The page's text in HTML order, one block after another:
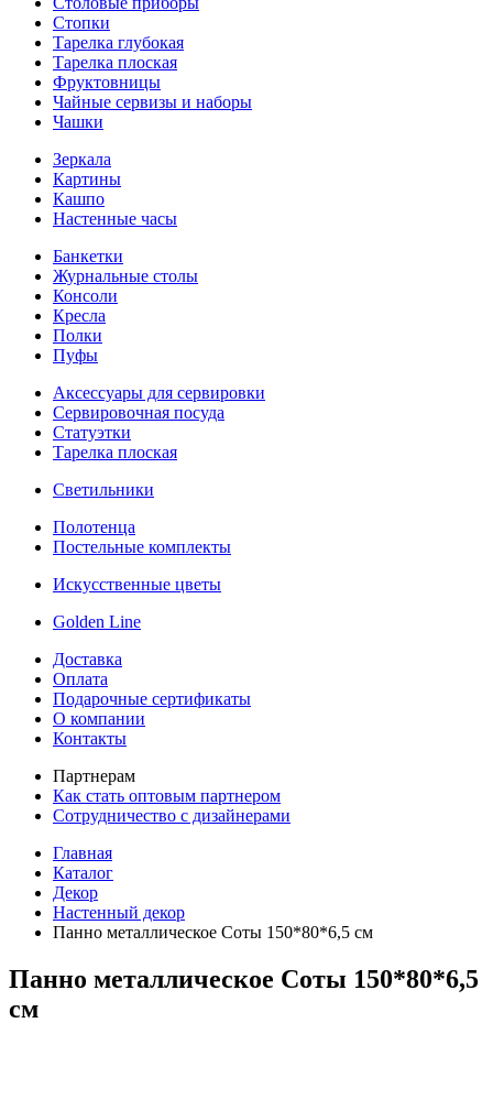
Стопки
Тарелка глубокая
Тарелка плоская
Фруктовницы
Чайные сервизы и наборы
Чашки
Зеркала
Картины
Кашпо
Настенные часы
Банкетки
Журнальные столы
Консоли
Кресла
Полки
Пуфы
Аксессуары для сервировки
Сервировочная посуда
Статуэтки
Тарелка плоская
Светильники
Полотенца
Постельные комплекты
Искусственные цветы
Golden Line
Доставка
Оплата
Подарочные сертификаты
О компании
Контакты
Партнерам
Как стать оптовым партнером
Сотрудничество с дизайнерами
Главная
Каталог
Декор
Настенный декор
Панно металлическое Соты 150*80*6,5 см
Панно металлическое Соты 150*80*6,5
см